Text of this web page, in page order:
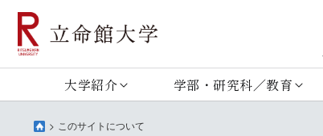
大学紹介 学部・研究科／教育
このサイトについて